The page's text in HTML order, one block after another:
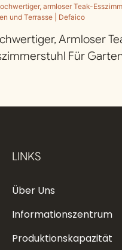
Armloser
Für
LINKS
Über Uns
Informationszentrum
Produktionskapazität